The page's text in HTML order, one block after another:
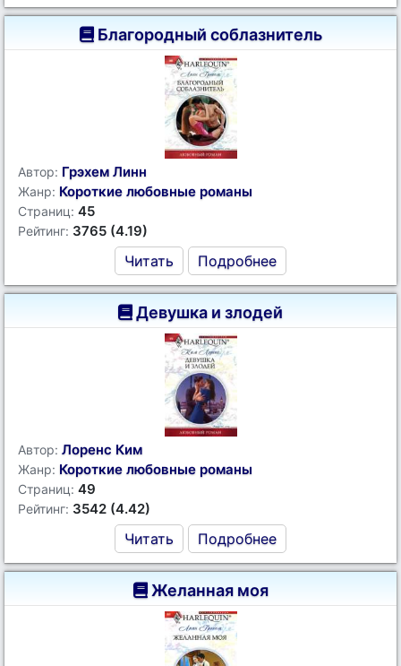
Благородный соблазнитель
Автор: Грэхем Линн
Жанр: Короткие любовные романы
Страниц: 45
Рейтинг: 3765 (4.19)
Читать Подробнее
Девушка и злодей
Автор: Лоренс Ким
Жанр: Короткие любовные романы
Страниц: 49
Рейтинг: 3542 (4.42)
Читать Подробнее
Желанная моя